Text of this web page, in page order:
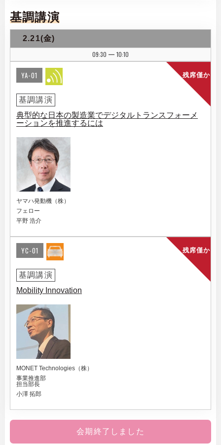
基調講演
2.21(金)
09:30
| 10:10
残席僅か
YA-01
基調講演
典型的な日本の製造業でデジタルトランスフォーメ
ーションを推進するには
ヤマハ発動機（株）
フェロー
平野 浩介
残席僅か
YC-01
基調講演
Mobility Innovation
MONET Technologies（株）
事業推進部
担当部長
小澤 拓郎
会期終了しました